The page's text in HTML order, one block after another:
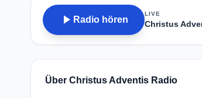
play_arrow Radio hören
LIVE
Christus
Über Christus Adventis Radio